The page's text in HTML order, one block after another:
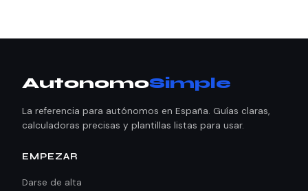
AutonomoSimple
La referencia para autónomos en España. Guías claras,
calculadoras precisas y plantillas listas para usar.
EMPEZAR
Darse de alta